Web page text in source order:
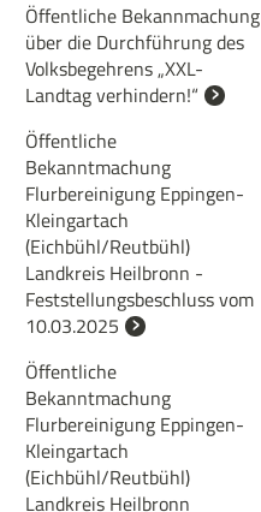
Öffentliche Bekannmachung
über die Durchführung des
Volksbegehrens „XXL-
Landtag verhindern!“
Öffentliche
Bekanntmachung
Flurbereinigung Eppingen-
Kleingartach
(Eichbühl/Reutbühl)
Landkreis Heilbronn -
Feststellungsbeschluss vom
10.03.2025
Öffentliche
Bekanntmachung
Flurbereinigung Eppingen-
Kleingartach
(Eichbühl/Reutbühl)
Landkreis Heilbronn